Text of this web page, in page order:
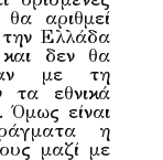
αριθμεί
Ελλάδα
και δεν θα
αν με τη
τα εθνικά
Όμως είναι
η
μαζί με